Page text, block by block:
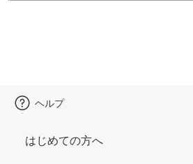
ヘルプ
はじめての方へ